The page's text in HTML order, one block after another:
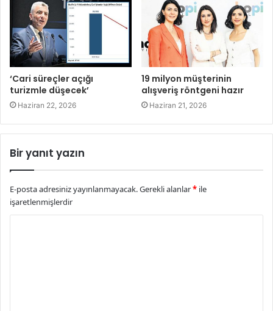
‘Cari süreçler açığı
turizmle düşecek’
Haziran 22, 2026
19 milyon müşterinin
alışveriş röntgeni hazır
Haziran 21, 2026
Bir yanıt yazın
E-posta adresiniz yayınlanmayacak.Gerekli alanlar* ile
işaretlenmişlerdir